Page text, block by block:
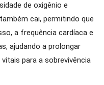
de oxigênio e
cai, permitindo que
a frequência cardíaca e
ajudando a prolongar
para a sobrevivência